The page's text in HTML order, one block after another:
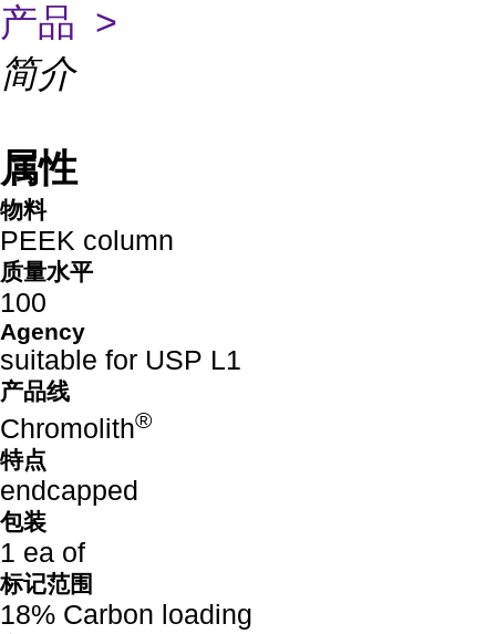
产品 >
简介
属性
物料
PEEK column
质量水平
100
Agency
suitable for USP L1
产品线
Chromolith®
特点
endcapped
包装
1 ea of
标记范围
18% Carbon loading